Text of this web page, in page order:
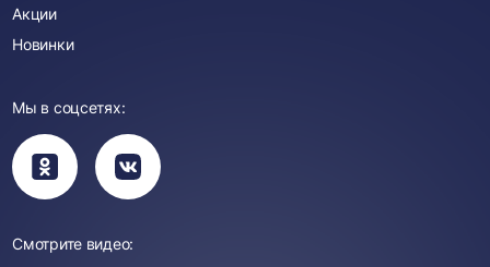
Акции
Новинки
Мы в соцсетях:
Вы
перейдете
в
группу
Вы
перейдете
в
группу
Смотрите видео: